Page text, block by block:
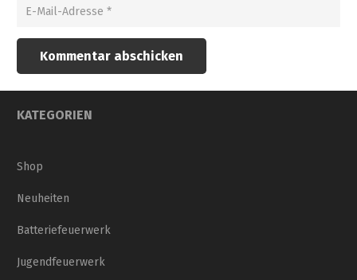
Kommentar abschicken
KATEGORIEN
Shop
Neuheiten
Batteriefeuerwerk
Jugendfeuerwerk